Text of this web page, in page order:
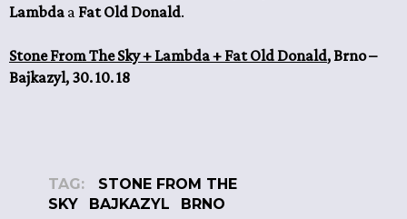
Lambda a Fat Old Donald.
Stone From The Sky + Lambda + Fat Old Donald, Brno –
Bajkazyl, 30. 10. 18
TAG:
STONE FROM THE
SKY
BAJKAZYL BRNO